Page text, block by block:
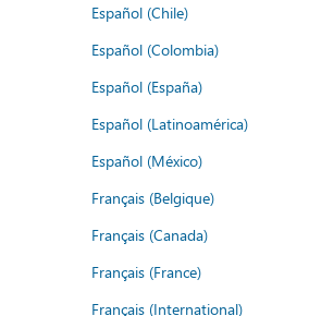
Español (Chile)
Español (Colombia)
Español (España)
Español (Latinoamérica)
Español (México)
Français (Belgique)
Français (Canada)
Français (France)
Français (International)